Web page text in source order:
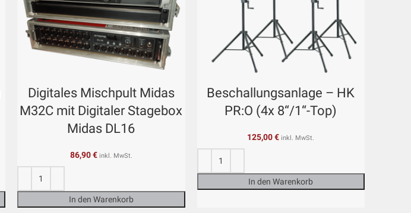
Digitales Mischpult Midas
M32C mit Digitaler Stagebox
Midas DL16
86,90€ inkl. MwSt.
In den Warenkorb
Beschallungsanlage – HK
PR:O (4x 8“/1“-Top)
125,00€ inkl. MwSt.
In den Warenkorb